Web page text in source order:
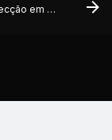
Configuração avançada do perfil de Detecção em tempo de execução Linux